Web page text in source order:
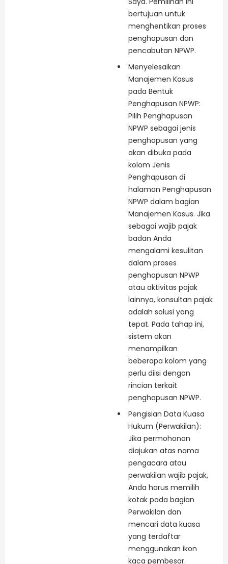
bertujuan untuk
menghentikan proses
penghapusan dan
pencabutan NPWP.
Menyelesaikan
Manajemen Kasus
pada Bentuk
Penghapusan NPWP:
Pilih Penghapusan
NPWP sebagai jenis
penghapusan yang
akan dibuka pada
kolom Jenis
Penghapusan di
halaman Penghapusan
NPWP dalam bagian
Manajemen Kasus. Jika
sebagai wajib pajak
badan Anda
mengalami kesulitan
dalam proses
penghapusan NPWP
atau aktivitas pajak
lainnya, konsultan pajak
adalah solusi yang
tepat. Pada tahap ini,
sistem akan
menampilkan
beberapa kolom yang
perlu diisi dengan
rincian terkait
penghapusan NPWP.
Pengisian Data Kuasa
Hukum (Perwakilan):
Jika permohonan
diajukan atas nama
pengacara atau
perwakilan wajib pajak,
Anda harus memilih
kotak pada bagian
Perwakilan dan
mencari data kuasa
yang terdaftar
menggunakan ikon
kaca pembesar.